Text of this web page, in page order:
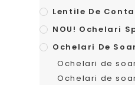
Lentile De
NOU! Ochelari
Ochelari De
Ochelari de
Ochelari de